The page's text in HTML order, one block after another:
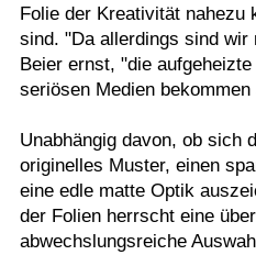
Folie der Kreativität nahezu
sind. "Da allerdings sind
Beier ernst, "die
seriösen Medien
Unabhängig davon, ob sich
originelles Muster, einen
eine edle matte Optik
der Folien herrscht eine
abwechslungsreiche